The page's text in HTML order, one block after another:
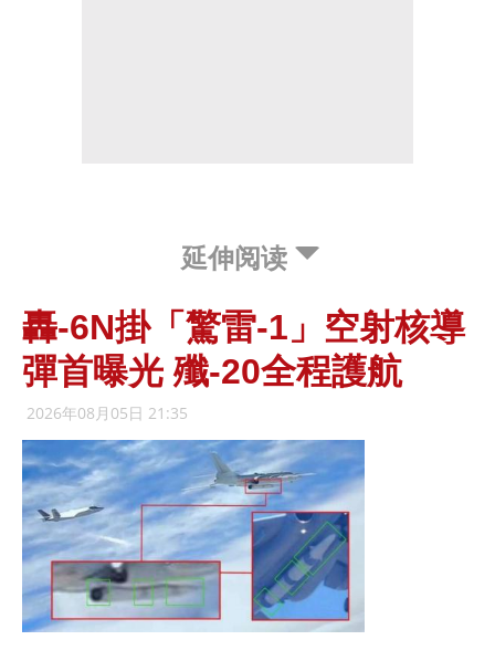
延伸阅读
轟-6N掛「驚雷-1」空射核導
彈首曝光 殲-20全程護航
2026年08月05日 21:35